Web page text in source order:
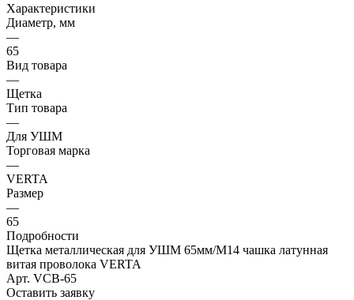
Характеристики
Диаметр, мм
—
65
Вид товара
—
Щетка
Тип товара
—
Для УШМ
Торговая марка
—
VERTA
Размер
—
65
Подробности
Щетка металлическая для УШМ 65мм/М14 чашка латунная
витая проволока VERTA
Арт. VCB-65
Оставить заявку